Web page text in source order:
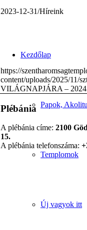
Kezdőlap
Papok,
Templomok
Új vagyok itt
2023-12-31/Híreink
https://
content/uploads/2025/11/
VILÁGNAPJÁRA –
Plébánia
A plébánia címe: 2100
15.
A plébánia telefonszáma: